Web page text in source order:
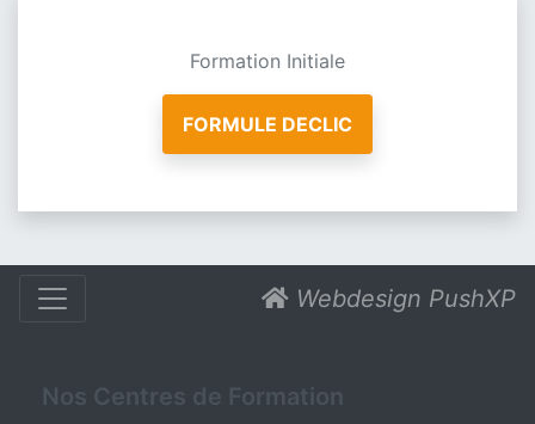
Formation Initiale
FORMULE DECLIC
Webdesign PushXP
Nos Centres de Formation